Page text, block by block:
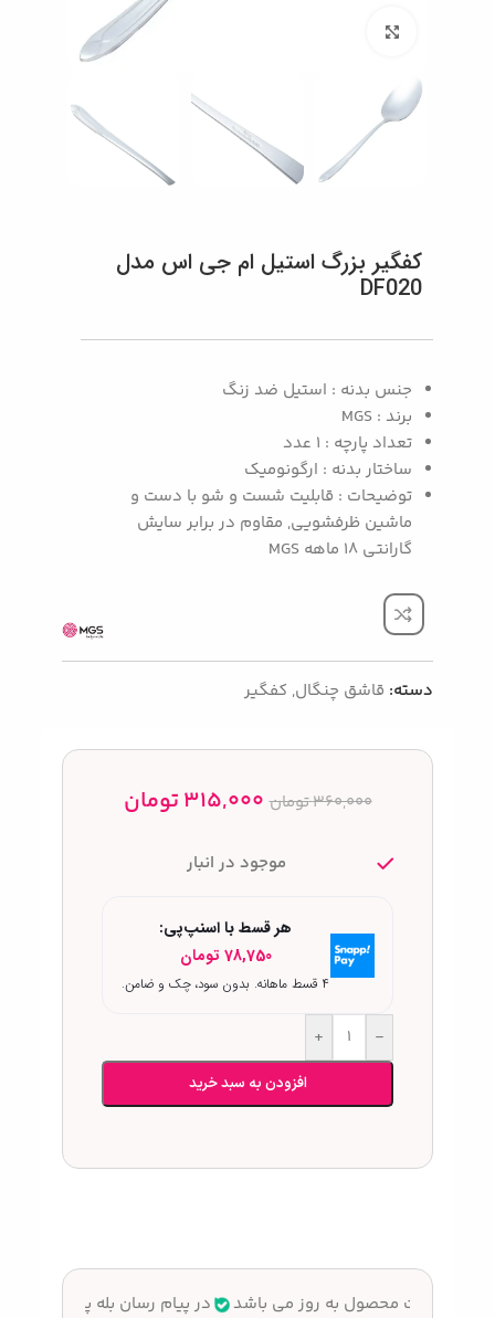
کفگیر بزرگ استیل ام جی اس مدل
DF020
جنس بدنه : استیل ضد زنگ
برند : MGS
تعداد پارچه : 1 عدد
ساختار بدنه : ارگونومیک
توضیحات : قابلیت شست و شو با دست و
ماشین ظرفشویی, مقاوم در برابر سایش
گارانتی 18 ماهه MGS
دسته: قاشق چنگال, کفگیر
360,000تومان 315,000تومان
موجود در انبار
هر قسط با اسنپ‌پی:
78,750 تومان
۴ قسط ماهانه. بدون سود، چک و ضامن.
-
+
افزودن به سبد خرید
در پیام رسان بله پاسخگوی قیمت محصول به روز می باشد